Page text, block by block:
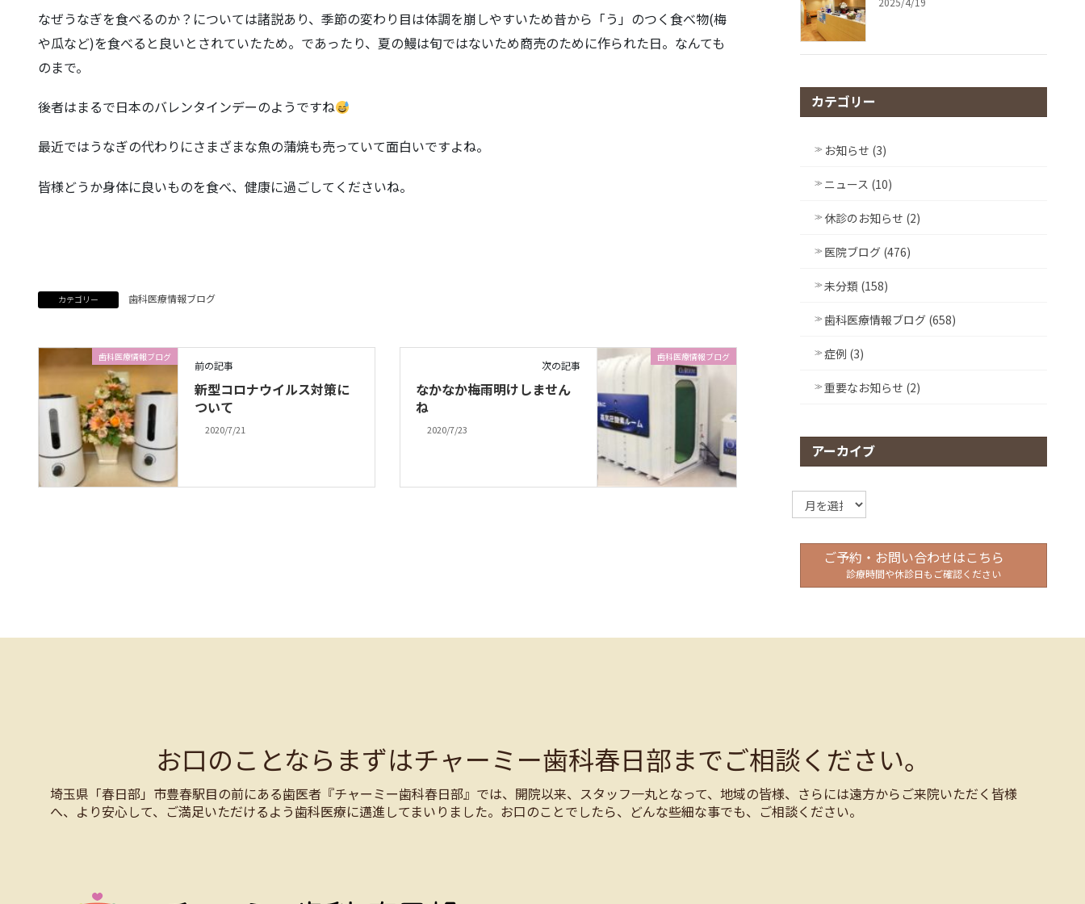
なぜうなぎを食べるのか？については諸説あり、季節の変わり目は体調を崩しやすいため昔から「う」のつく食べ物(梅
や瓜など)を食べると良いとされていたため。であったり、夏の鰻は旬ではないため商売のために作られた日。なんても
のまで。
後者はまるで日本のバレンタインデーのようですね
最近ではうなぎの代わりにさまざまな魚の蒲焼も売っていて面白いですよね。
皆様どうか身体に良いものを食べ、健康に過ごしてくださいね。
カテゴリー 歯科医療情報ブログ
歯科医療情報ブログ
前の記事
新型コロナウイルス対策に
ついて
2020/7/21
歯科医療情報ブログ
次の記事
なかなか梅雨明けしません
ね
2020/7/23
カテゴリー
お知らせ (3)
ニュース (10)
休診のお知らせ (2)
医院ブログ (476)
未分類 (158)
歯科医療情報ブログ (658)
症例 (3)
重要なお知らせ (2)
アーカイブ
ア
ー
イ
ご予約・お問い合わせはこちら
診療時間や休診日もご確認ください
お口のことならまずはチャーミー歯科春日部までご相談ください。
埼玉県「春日部」市豊春駅目の前にある歯医者『チャーミー歯科春日部』では、開院以来、スタッフ一丸となって、地域の皆様、さらには遠方からご来院いただく皆様
へ、より安心して、ご満足いただけるよう歯科医療に邁進してまいりました。お口のことでしたら、どんな些細な事でも、ご相談ください。